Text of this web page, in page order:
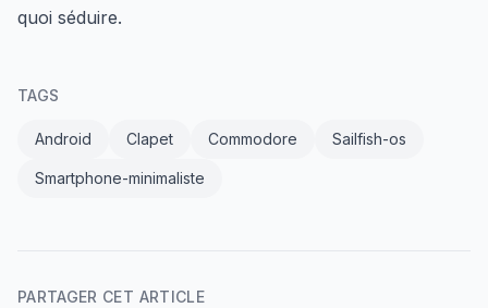
quoi séduire.
TAGS
Android Clapet Commodore Sailfish-os
Smartphone-minimaliste
PARTAGER CET ARTICLE